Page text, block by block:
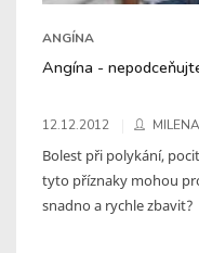
ANGÍNA
Angína -
12.12.2012
Bolest při polykání,
tyto příznaky mohou
snadno a rychle zbavit?